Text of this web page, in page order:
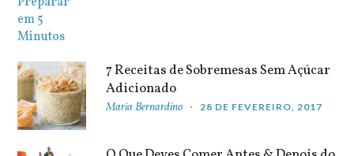
7 Receitas de Sobremesas Sem Açúcar
Adicionado
Maria Bernardino 28 DE FEVEREIRO, 2017